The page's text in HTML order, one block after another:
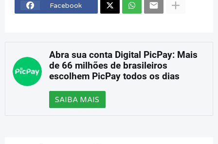
Facebook
Abra sua conta Digital PicPay: Mais
de 66 milhões de brasileiros
escolhem PicPay todos os dias
SAIBA MAIS